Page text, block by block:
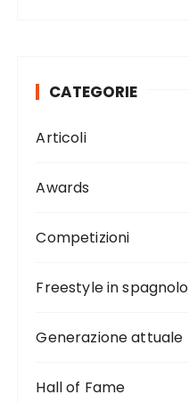
CATEGORIE
Articoli
Awards
Competizioni
Freestyle in spagnolo
Generazione attuale
Hall of Fame